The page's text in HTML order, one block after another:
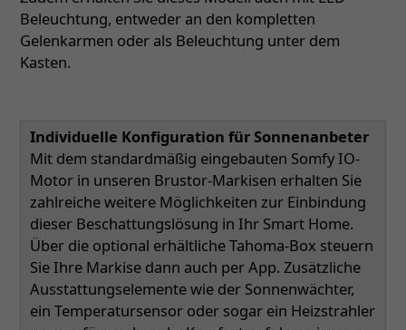
Beleuchtung, entweder an den kompletten
Gelenkarmen oder als Beleuchtung unter dem
Kasten.
Individuelle Konfiguration für Sonnenanbeter
Mit dem standardmäßig eingebauten Somfy IO-
Motor in unseren Brustor-Markisen erhalten Sie
zahlreiche weitere Möglichkeiten zur Einbindung
dieser Beschattungslösung in Ihr Smart Home.
Über die optional erhältliche Tahoma-Box steuern
Sie Ihre Markise dann auch per App. Zusätzliche
Ausstattungselemente wie der Sonnenwächter,
ein Temperatursensor oder sogar ein Heizstrahler